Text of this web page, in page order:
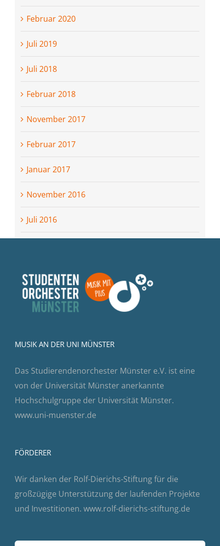
Februar 2020
Juli 2019
Juli 2018
Februar 2018
November 2017
Februar 2017
Januar 2017
November 2016
Juli 2016
MUSIK AN DER UNI MÜNSTER
Das Studierendenorchester Münster e.V. ist eine
von der Universität Münster anerkannte
Hochschulgruppe der Universität Münster.
www.uni-muenster.de
FÖRDERER
Wir danken der Rolf-Dierichs-Stiftung für die
großzügige Unterstützung der laufenden Projekte
und Investitionen. www.rolf-dierichs-stiftung.de